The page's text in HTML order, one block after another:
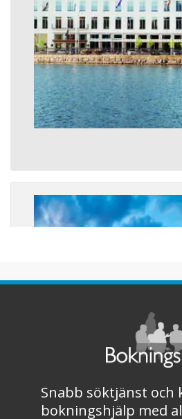
Snabb söktjänst och
bokningshjälp med